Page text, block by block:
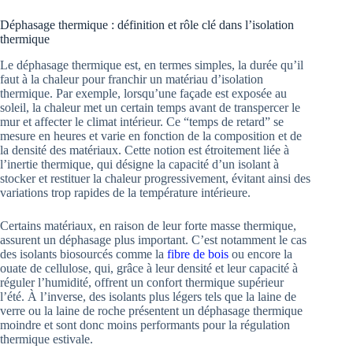
Déphasage thermique : définition et rôle clé dans l’isolation
thermique
Le déphasage thermique est, en termes simples, la durée qu’il
faut à la chaleur pour franchir un matériau d’isolation
thermique. Par exemple, lorsqu’une façade est exposée au
soleil, la chaleur met un certain temps avant de transpercer le
mur et affecter le climat intérieur. Ce “temps de retard” se
mesure en heures et varie en fonction de la composition et de
la densité des matériaux. Cette notion est étroitement liée à
l’inertie thermique, qui désigne la capacité d’un isolant à
stocker et restituer la chaleur progressivement, évitant ainsi des
variations trop rapides de la température intérieure.
Certains matériaux, en raison de leur forte masse thermique,
assurent un déphasage plus important. C’est notamment le cas
des isolants biosourcés comme la fibre de bois ou encore la
ouate de cellulose, qui, grâce à leur densité et leur capacité à
réguler l’humidité, offrent un confort thermique supérieur
l’été. À l’inverse, des isolants plus légers tels que la laine de
verre ou la laine de roche présentent un déphasage thermique
moindre et sont donc moins performants pour la régulation
thermique estivale.